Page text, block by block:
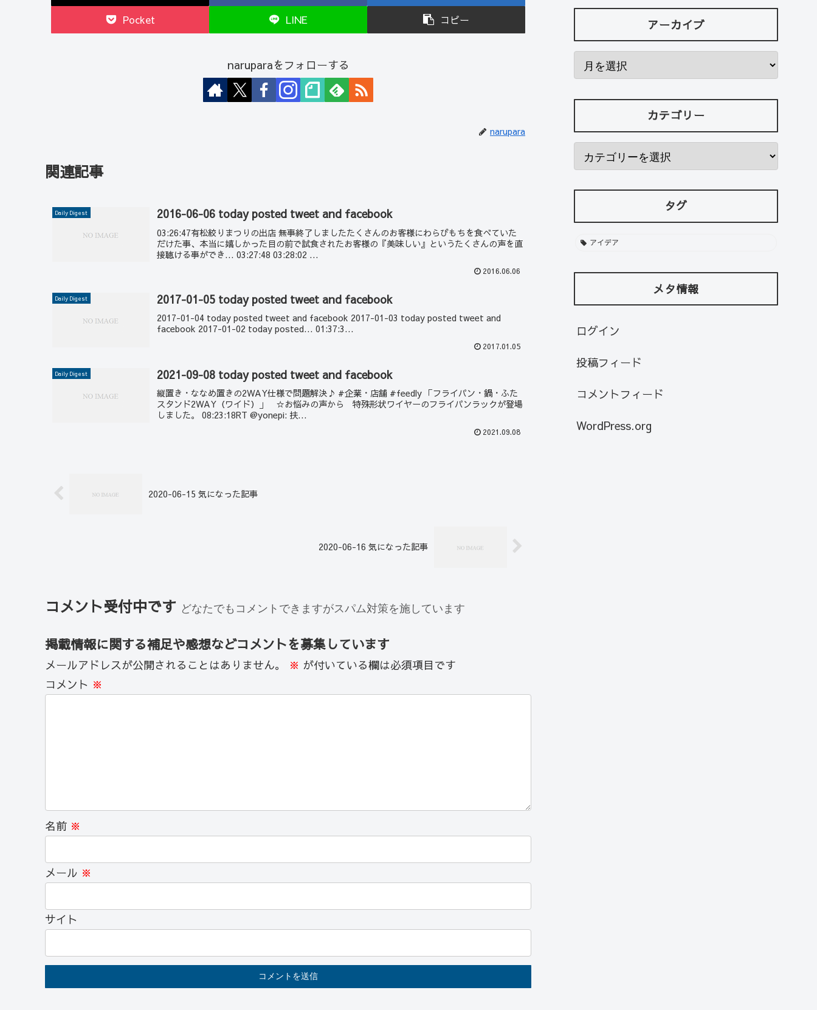
Pocket LINE コピー
naruparaをフォローする
narupara
関連記事
Daily Digest 2016-06-06 today posted tweet and facebook
03:26:47有松絞りまつりの出店 無事終了しましたたくさんのお客様にわらびもちを食べていた
だけた事、本当に嬉しかった目の前で試食されたお客様の『美味しい』というたくさんの声を直
接聴ける事ができ... 03:27:48 03:28:02 ...
2016.06.06
Daily Digest 2017-01-05 today posted tweet and facebook
2017-01-04 today posted tweet and facebook 2017-01-03 today posted tweet and
facebook 2017-01-02 today posted... 01:37:3...
2017.01.05
Daily Digest 2021-09-08 today posted tweet and facebook
縦置き・ななめ置きの2WAY仕様で問題解決♪ #企業・店舗 #feedly 「フライパン・鍋・ふた
スタンド2WAY（ワイド）」 ☆お悩みの声から 特殊形状ワイヤーのフライパンラックが登場
しました。 08:23:18RT @yonepi: 扶...
2021.09.08
2020-06-15 気になった記事
2020-06-16 気になった記事
コメント受付中です どなたでもコメントできますがスパム対策を施しています
掲載情報に関する補足や感想などコメントを募集しています
メールアドレスが公開されることはありません。 ※ が付いている欄は必須項目です
コメント ※
名前 ※
メール ※
サイト
アーカイブ
カテゴリー
タグ
アイデア
メタ情報
ログイン
投稿フィード
コメントフィード
WordPress.org